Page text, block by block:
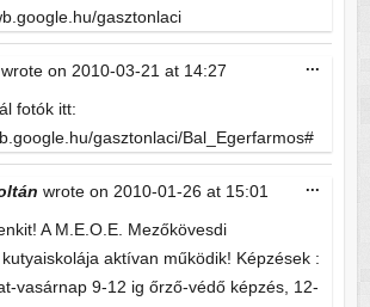
gasztonlaci
wrote on 2010-03-21 at 14:27
fotók itt:
gasztonlaci/Bal_Egerfarmos#
...
wrote on 2010-01-26 at 15:01
A M.E.O.E. Mezőkövesdi
aktívan működik! Képzések :
vasárnap 9-12 ig őrző-védő képzés, 12-
...